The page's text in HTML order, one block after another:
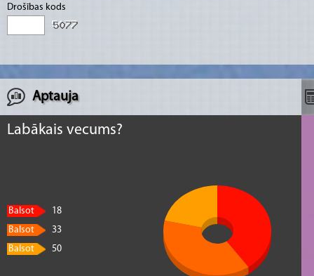
Drošības kods
Aptauja
Labākais vecums?
Balsot
18
Balsot
33
Balsot
50